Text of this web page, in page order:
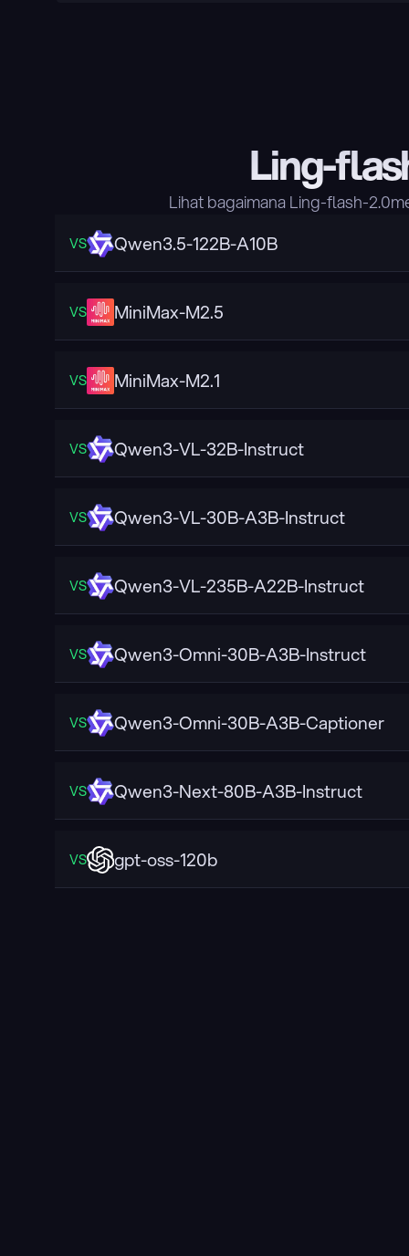
Ling-
Lihat bagaimana Ling-flash-
VS Qwen3.5-122B-A10B
VS MiniMax-M2.5
VS MiniMax-M2.1
VS Qwen3-VL-32B-Instruct
VS Qwen3-VL-30B-A3B-Instruct
VS Qwen3-VL-235B-A22B-Instruct
VS Qwen3-Omni-30B-A3B-Instruct
VS Qwen3-Omni-30B-A3B-Captioner
VS Qwen3-Next-80B-A3B-Instruct
VS gpt-oss-120b